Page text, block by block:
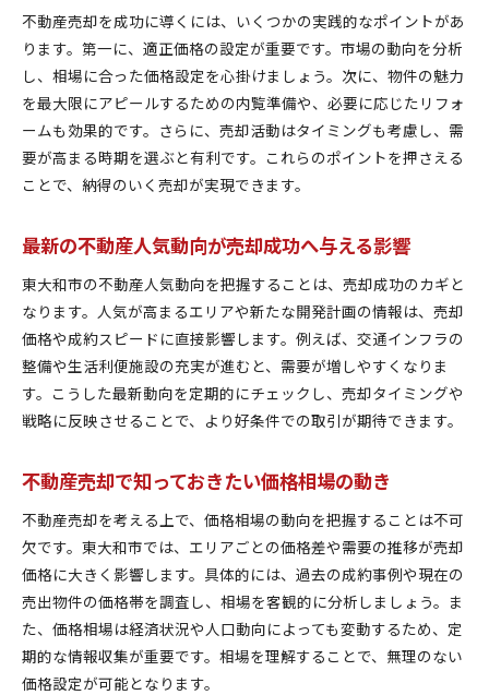
人気の不動産売却を目指す東大和市のポイント
東大和市の不動産人気が売却成功に繋がる理由
不動産屋の選び方で売却結果が変わるポイント
賃貸需要を意識した不動産売却戦略の立て方
おすすめの売却準備と人気動向を徹底解説
売却価格の決め方に不動産人気を取り入れる方法
東大和市の不動産売却戦略を徹底解説
東大和市で不動産屋を選ぶ際の見極めポイント
売却成功の秘訣は賃貸市場とのバランスにあり
不動産売却の準備で押さえるべき人気動向
口コミや評判情報を活かした戦略的売却方法
おすすめ売却戦略で理想の結果を目指す
東京都東大和市の不動産人気を売却活動に活用
不動産屋選びのコツとおすすめ比較ポイント
賃貸需要と売却時期の関係を知ることが重要
人気動向を活かした不動産売却の準備方法
不動産売却に役立つ口コミや評判の集め方
売却計画で失敗しないためのチェックリスト
最新動向から探る東大和市不動産売却の魅力
不動産売却を成功に導くには、いくつかの実践的なポイントがあ
ります。第一に、適正価格の設定が重要です。市場の動向を分析
し、相場に合った価格設定を心掛けましょう。次に、物件の魅力
を最大限にアピールするための内覧準備や、必要に応じたリフォ
ームも効果的です。さらに、売却活動はタイミングも考慮し、需
要が高まる時期を選ぶと有利です。これらのポイントを押さえる
ことで、納得のいく売却が実現できます。
最新の不動産人気動向が売却成功へ与える影響
東大和市の不動産人気動向を把握することは、売却成功のカギと
なります。人気が高まるエリアや新たな開発計画の情報は、売却
価格や成約スピードに直接影響します。例えば、交通インフラの
整備や生活利便施設の充実が進むと、需要が増しやすくなりま
す。こうした最新動向を定期的にチェックし、売却タイミングや
戦略に反映させることで、より好条件での取引が期待できます。
不動産売却で知っておきたい価格相場の動き
不動産売却を考える上で、価格相場の動向を把握することは不可
欠です。東大和市では、エリアごとの価格差や需要の推移が売却
価格に大きく影響します。具体的には、過去の成約事例や現在の
売出物件の価格帯を調査し、相場を客観的に分析しましょう。ま
た、価格相場は経済状況や人口動向によっても変動するため、定
期的な情報収集が重要です。相場を理解することで、無理のない
価格設定が可能となります。